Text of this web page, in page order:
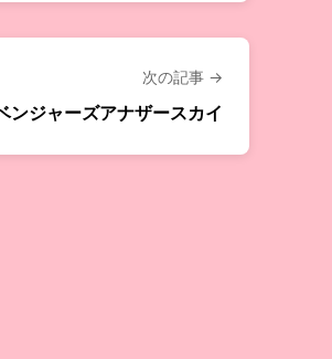
次の記事 →
ンジャーズアナザースカイ